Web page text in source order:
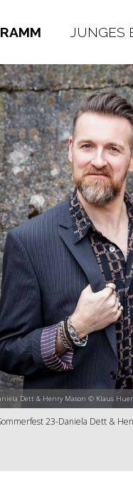
JUNGES
Dett & Henry Mason © Klaus
23-Daniela Dett &